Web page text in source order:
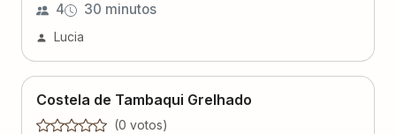
4 30 minutos
Lucia
Costela de Tambaqui Grelhado
(0 votos)